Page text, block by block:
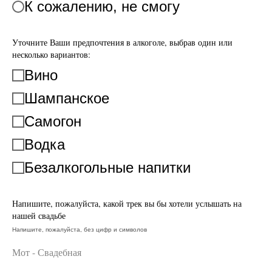
К сожалению, не смогу
Уточните Ваши предпочтения в алкоголе, выбрав один или
несколько вариантов:
Вино
Шампанское
Самогон
Водка
Безалкогольные напитки
Напишите, пожалуйста, какой трек вы бы хотели услышать на
нашей свадьбе
Напишите, пожалуйста, без цифр и символов